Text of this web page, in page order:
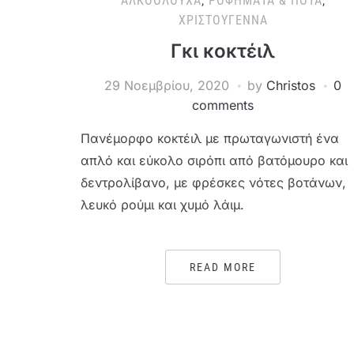
ΧΡΙΣΤΟΎΓΕΝΝΑ
Γκι κοκτέιλ
29 Νοεμβρίου, 2020 by Christos
0
comments
Πανέμορφο κοκτέιλ με πρωταγωνιστή ένα
απλό και εύκολο σιρόπι από βατόμουρο και
δεντρολίβανο, με φρέσκες νότες βοτάνων,
λευκό ρούμι και χυμό λάιμ.
READ MORE